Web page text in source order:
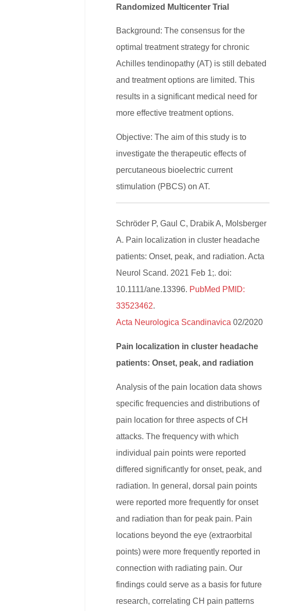
Randomized Multicenter Trial
Background: The consensus for the
optimal treatment strategy for chronic
Achilles tendinopathy (AT) is still debated
and treatment options are limited. This
results in a significant medical need for
more effective treatment options.
Objective: The aim of this study is to
investigate the therapeutic effects of
percutaneous bioelectric current
stimulation (PBCS) on AT.
Schröder P, Gaul C, Drabik A, Molsberger
A. Pain localization in cluster headache
patients: Onset, peak, and radiation. Acta
Neurol Scand. 2021 Feb 1;. doi:
10.1111/ane.13396. PubMed PMID:
33523462.
Acta Neurologica Scandinavica 02/2020
Pain localization in cluster headache
patients: Onset, peak, and radiation
Analysis of the pain location data shows
specific frequencies and distributions of
pain location for three aspects of CH
attacks. The frequency with which
individual pain points were reported
differed significantly for onset, peak, and
radiation. In general, dorsal pain points
were reported more frequently for onset
and radiation than for peak pain. Pain
locations beyond the eye (extraorbital
points) were more frequently reported in
connection with radiating pain. Our
findings could serve as a basis for future
research, correlating CH pain patterns